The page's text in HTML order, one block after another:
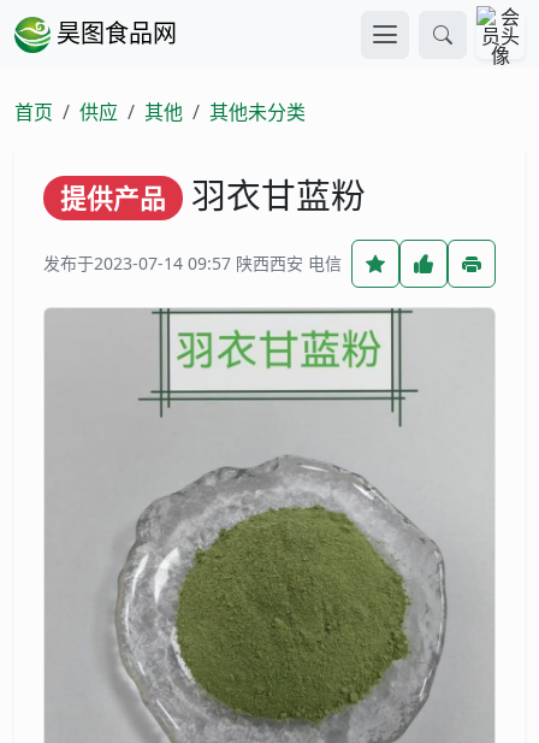
昊图食品网
首页 供应 其他 其他未分类
提供产品 羽衣甘蓝粉
发布于2023-07-14 09:57 陕西西安 电信